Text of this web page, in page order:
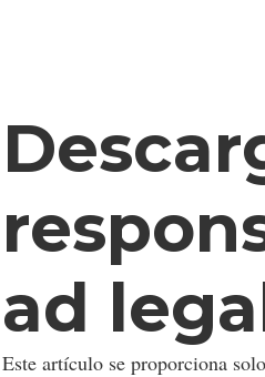
ad
Este artículo se proporciona